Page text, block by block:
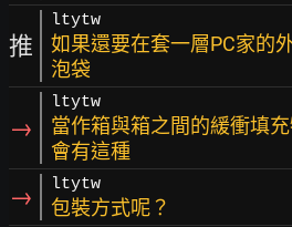
推
ltytw
如果還要在套一層PC家的
泡袋
→
ltytw
當作箱與箱之間的緩衝填
會有這種
→ ltytw
包裝方式呢？